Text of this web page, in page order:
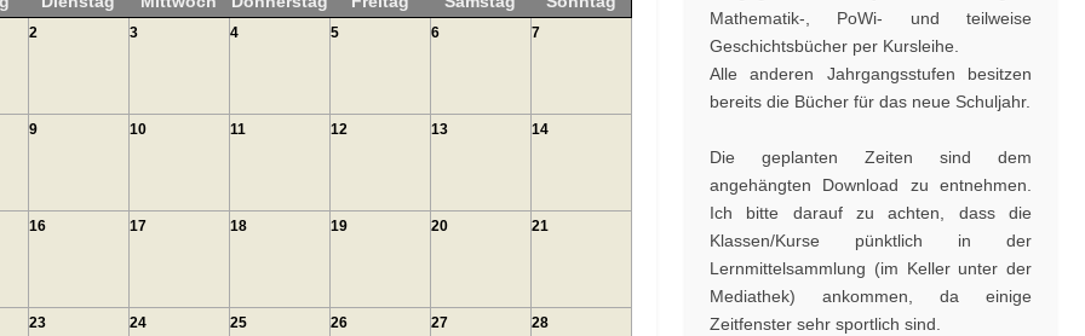
2 3 4 5 6 7
9 10 11 12 13 14
16 17 18 19 20 21
23 24 25 26 27 28
Mathematik-, PoWi- und teilweise
Geschichtsbücher per Kursleihe.
Alle anderen Jahrgangsstufen besitzen
bereits die Bücher für das neue Schuljahr.
Die geplanten Zeiten sind dem
angehängten Download zu entnehmen.
Ich bitte darauf zu achten, dass die
Klassen/Kurse pünktlich in der
Lernmittelsammlung (im Keller unter der
Mediathek) ankommen, da einige
Zeitfenster sehr sportlich sind.